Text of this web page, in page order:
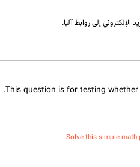
إلى روابط آليا.
This question is for testing
Solve this simple math